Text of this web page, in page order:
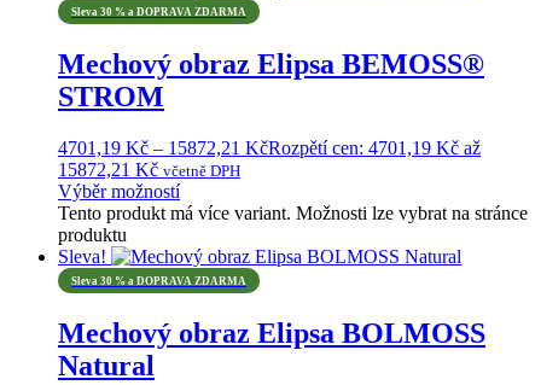
Sleva 30 % a DOPRAVA ZDARMA
Mechový obraz Elipsa BEMOSS®
STROM
4701,19 Kč – 15872,21 KčRozpětí cen: 4701,19 Kč až
15872,21 Kč včetně DPH
Výběr možností
Tento produkt má více variant. Možnosti lze vybrat na stránce
produktu
Sleva!
Sleva 30 % a DOPRAVA ZDARMA
Mechový obraz Elipsa BOLMOSS
Natural